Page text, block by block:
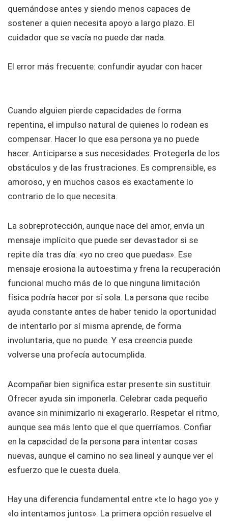
quemándose antes y siendo menos capaces de
sostener a quien necesita apoyo a largo plazo. El
cuidador que se vacía no puede dar nada.
El error más frecuente: confundir ayudar con hacer
Cuando alguien pierde capacidades de forma
repentina, el impulso natural de quienes lo rodean es
compensar. Hacer lo que esa persona ya no puede
hacer. Anticiparse a sus necesidades. Protegerla de los
obstáculos y de las frustraciones. Es comprensible, es
amoroso, y en muchos casos es exactamente lo
contrario de lo que necesita.
La sobreprotección, aunque nace del amor, envía un
mensaje implícito que puede ser devastador si se
repite día tras día: «yo no creo que puedas». Ese
mensaje erosiona la autoestima y frena la recuperación
funcional mucho más de lo que ninguna limitación
física podría hacer por sí sola. La persona que recibe
ayuda constante antes de haber tenido la oportunidad
de intentarlo por sí misma aprende, de forma
involuntaria, que no puede. Y esa creencia puede
volverse una profecía autocumplida.
Acompañar bien significa estar presente sin sustituir.
Ofrecer ayuda sin imponerla. Celebrar cada pequeño
avance sin minimizarlo ni exagerarlo. Respetar el ritmo,
aunque sea más lento que el que querríamos. Confiar
en la capacidad de la persona para intentar cosas
nuevas, aunque el camino no sea lineal y aunque ver el
esfuerzo que le cuesta duela.
Hay una diferencia fundamental entre «te lo hago yo» y
«lo intentamos juntos». La primera opción resuelve el